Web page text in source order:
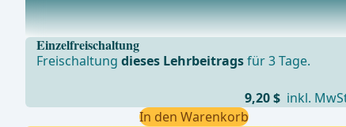
Intubationsnarkose oder Spinalanästhesiein
Einzelfreischaltung
Freischaltungdieses Lehrbeitragsfür 3 Tage.
9,20 $ inkl.
In den Warenkorb